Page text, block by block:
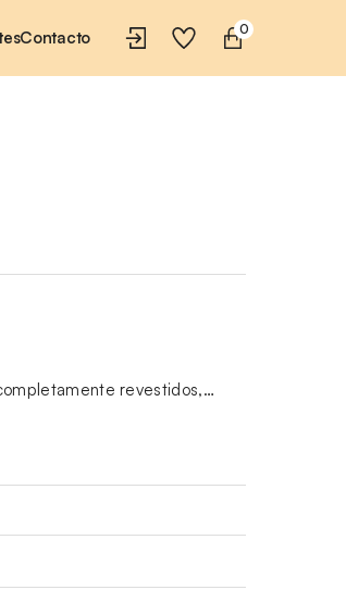
Contacto 0
revestidos,…